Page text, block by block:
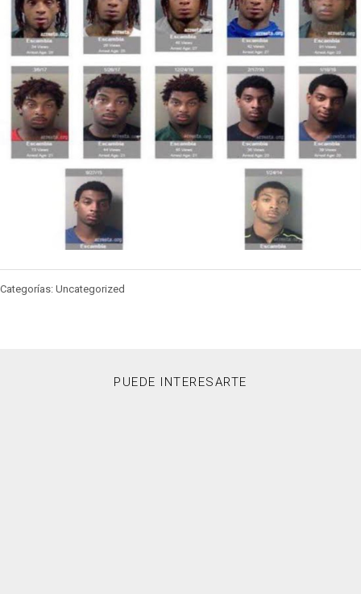
Categorías: Uncategorized
PUEDE INTERESARTE